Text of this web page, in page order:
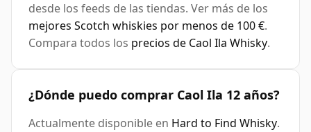
desde los feeds de las tiendas. Ver más de los
mejores Scotch whiskies por menos de 100 €.
Compara todos los precios de Caol Ila Whisky.
¿Dónde puedo comprar Caol Ila 12 años?
Actualmente disponible en Hard to Find Whisky.